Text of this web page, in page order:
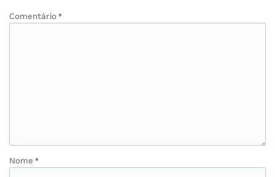
Comentário *
Nome *